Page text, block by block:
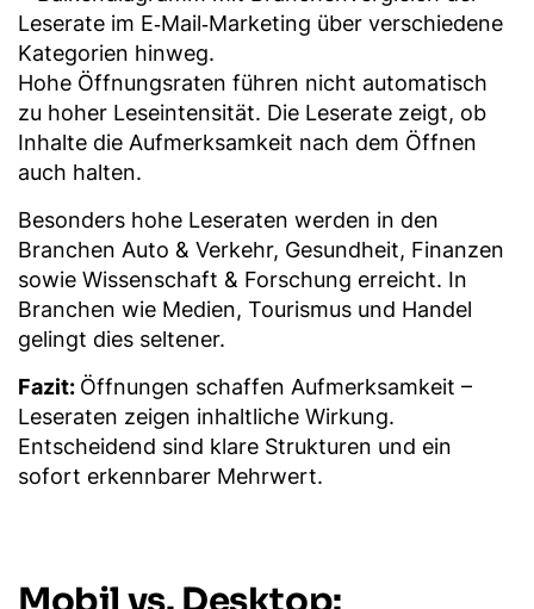
Hohe Öffnungsraten führen nicht automatisch
zu hoher Leseintensität. Die Leserate zeigt, ob
Inhalte die Aufmerksamkeit nach dem Öffnen
auch halten.
Besonders hohe Leseraten werden in den
Branchen Auto & Verkehr, Gesundheit, Finanzen
sowie Wissenschaft & Forschung erreicht. In
Branchen wie Medien, Tourismus und Handel
gelingt dies seltener.
Fazit: Öffnungen schaffen Aufmerksamkeit –
Leseraten zeigen inhaltliche Wirkung.
Entscheidend sind klare Strukturen und ein
sofort erkennbarer Mehrwert.
Mobil vs. Desktop: